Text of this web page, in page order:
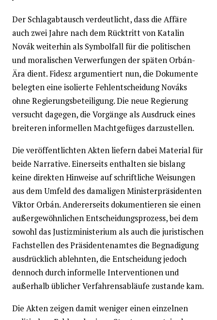
Der Schlagabtausch verdeutlicht, dass die Affäre
auch zwei Jahre nach dem Rücktritt von Katalin
Novák weiterhin als Symbolfall für die politischen
und moralischen Verwerfungen der späten Orbán-
Ära dient. Fidesz argumentiert nun, die Dokumente
belegten eine isolierte Fehlentscheidung Nováks
ohne Regierungsbeteiligung. Die neue Regierung
versucht dagegen, die Vorgänge als Ausdruck eines
breiteren informellen Machtgefüges darzustellen.
Die veröffentlichten Akten liefern dabei Material für
beide Narrative. Einerseits enthalten sie bislang
keine direkten Hinweise auf schriftliche Weisungen
aus dem Umfeld des damaligen Ministerpräsidenten
Viktor Orbán. Andererseits dokumentieren sie einen
außergewöhnlichen Entscheidungsprozess, bei dem
sowohl das Justizministerium als auch die juristischen
Fachstellen des Präsidentenamtes die Begnadigung
ausdrücklich ablehnten, die Entscheidung jedoch
dennoch durch informelle Interventionen und
außerhalb üblicher Verfahrensabläufe zustande kam.
Die Akten zeigen damit weniger einen einzelnen